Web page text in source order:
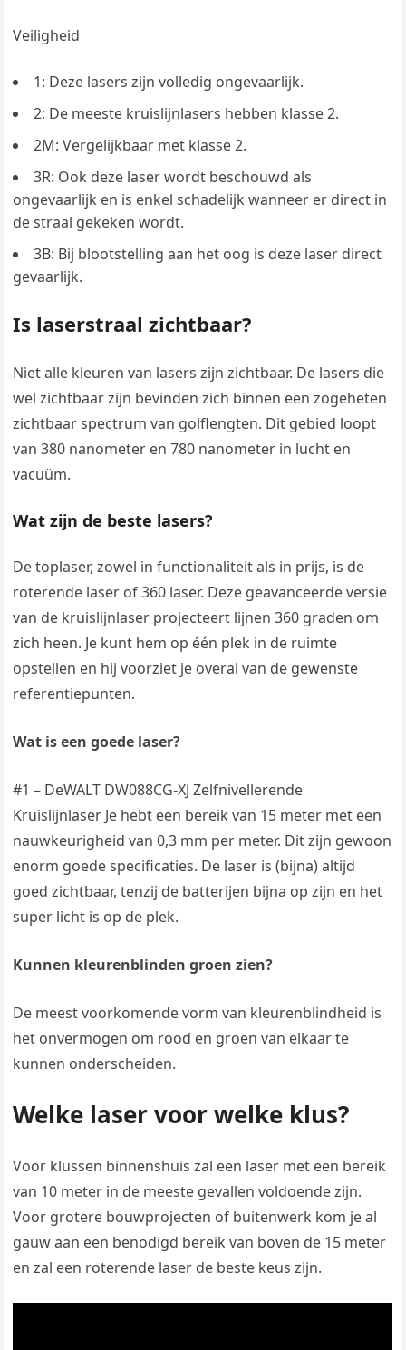
Veiligheid
1: Deze lasers zijn volledig ongevaarlijk.
2: De meeste kruislijnlasers hebben klasse 2.
2M: Vergelijkbaar met klasse 2.
3R: Ook deze laser wordt beschouwd als
ongevaarlijk en is enkel schadelijk wanneer er direct in
de straal gekeken wordt.
3B: Bij blootstelling aan het oog is deze laser direct
gevaarlijk.
Is laserstraal zichtbaar?
Niet alle kleuren van lasers zijn zichtbaar. De lasers die
wel zichtbaar zijn bevinden zich binnen een zogeheten
zichtbaar spectrum van golflengten. Dit gebied loopt
van 380 nanometer en 780 nanometer in lucht en
vacuüm.
Wat zijn de beste lasers?
De toplaser, zowel in functionaliteit als in prijs, is de
roterende laser of 360 laser. Deze geavanceerde versie
van de kruislijnlaser projecteert lijnen 360 graden om
zich heen. Je kunt hem op één plek in de ruimte
opstellen en hij voorziet je overal van de gewenste
referentiepunten.
Wat is een goede laser?
#1 – DeWALT DW088CG-XJ Zelfnivellerende
Kruislijnlaser Je hebt een bereik van 15 meter met een
nauwkeurigheid van 0,3 mm per meter. Dit zijn gewoon
enorm goede specificaties. De laser is (bijna) altijd
goed zichtbaar, tenzij de batterijen bijna op zijn en het
super licht is op de plek.
Kunnen kleurenblinden groen zien?
De meest voorkomende vorm van kleurenblindheid is
het onvermogen om rood en groen van elkaar te
kunnen onderscheiden.
Welke laser voor welke klus?
Voor klussen binnenshuis zal een laser met een bereik
van 10 meter in de meeste gevallen voldoende zijn.
Voor grotere bouwprojecten of buitenwerk kom je al
gauw aan een benodigd bereik van boven de 15 meter
en zal een roterende laser de beste keus zijn.